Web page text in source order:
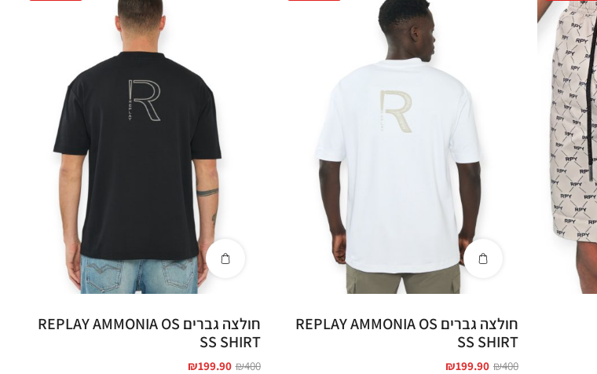
חולצה גברים REPLAY AMMONIA OS
SS SHIRT
₪400
₪199.90
חולצה גברים REPLAY AMMONIA OS
SS SHIRT
₪400
₪199.90